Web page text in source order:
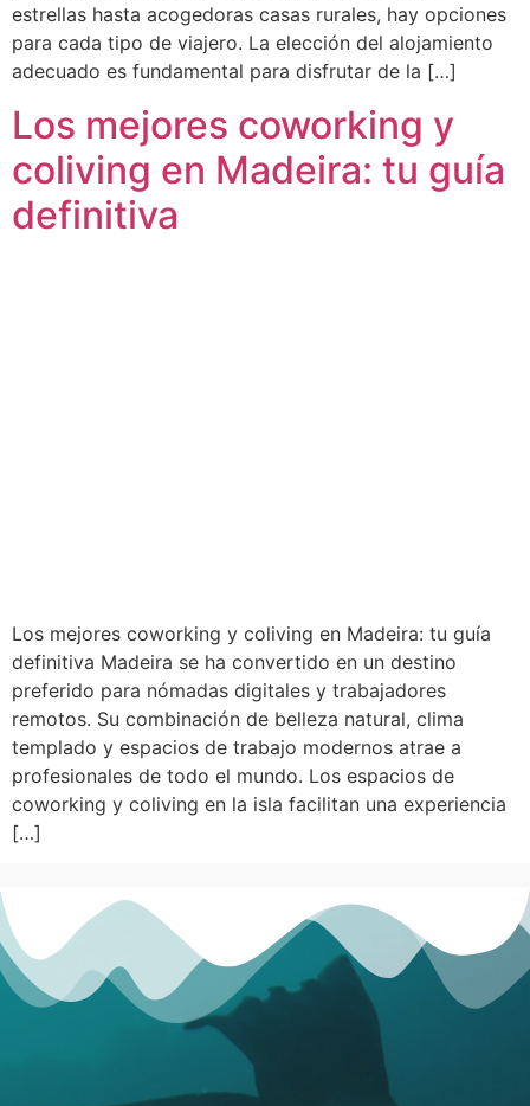
estrellas hasta acogedoras casas rurales, hay opciones
para cada tipo de viajero. La elección del alojamiento
adecuado es fundamental para disfrutar de la […]
Los mejores coworking y
coliving en Madeira: tu guía
definitiva
Los mejores coworking y coliving en Madeira: tu guía
definitiva Madeira se ha convertido en un destino
preferido para nómadas digitales y trabajadores
remotos. Su combinación de belleza natural, clima
templado y espacios de trabajo modernos atrae a
profesionales de todo el mundo. Los espacios de
coworking y coliving en la isla facilitan una experiencia
[…]